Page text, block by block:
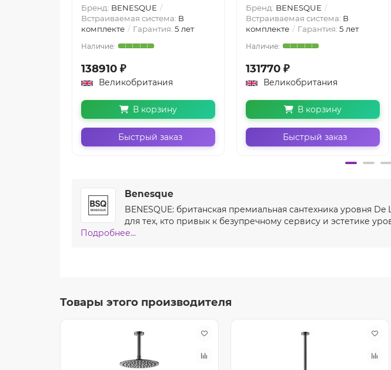
Бренд: BENESQUE
Встраиваемая система: В
комплекте
Гарантия: 5 лет
138910 ₽
Великобритания
В корзину
Быстрый заказ
Бренд: BENESQUE
Встраиваемая система: В
комплекте
Гарантия: 5 лет
131770 ₽
Великобритания
В корзину
Быстрый заказ
Benesque
BENESQUE: британская премиальная сантехника уровня
для тех, кто привык к безупречному сервису и эстетике
Подробнее...
Товары этого производителя